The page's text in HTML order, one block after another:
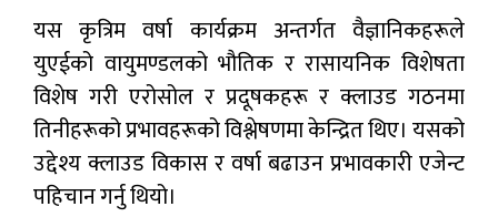
यस कृत्रिम वर्षा कार्यक्रम अन्तर्गत वैज्ञानिकहरूले
युएईको वायुमण्डलको भौतिक र रासायनिक विशेषता
विशेष गरी एरोसोल र प्रदूषकहरू र क्लाउड गठनमा
तिनीहरूको प्रभावहरूको विश्लेषणमा केन्द्रित थिए। यसको
उद्देश्य क्लाउड विकास र वर्षा बढाउन प्रभावकारी एजेन्ट
पहिचान गर्नु थियो।